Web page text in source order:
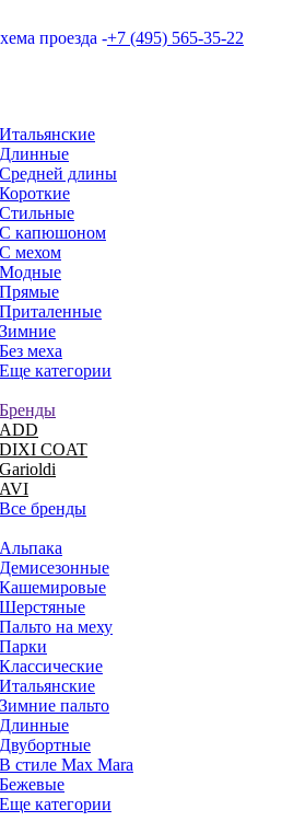
проезда -+7 (495) 565-35-22
Итальянские
Длинные
Средней длины
Короткие
Стильные
С капюшоном
С мехом
Модные
Прямые
Приталенные
Зимние
Без меха
Еще категории
Бренды
ADD
DIXI COAT
Garioldi
AVI
Все бренды
Альпака
Демисезонные
Кашемировые
Шерстяные
Пальто на меху
Парки
Классические
Итальянские
Зимние пальто
Длинные
Двубортные
В стиле Max Mara
Бежевые
Еще категории